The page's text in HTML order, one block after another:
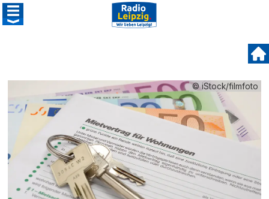
© iStock/filmfoto